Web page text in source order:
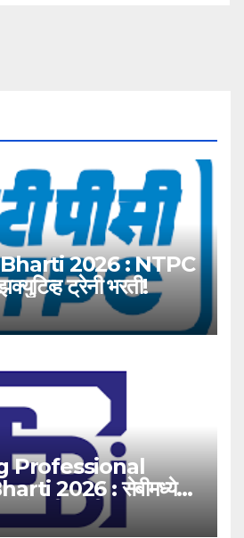
2026 : NTPC
ट्रेनी भरती!
Professional
2026 : सेबीमध्ये
भरती!